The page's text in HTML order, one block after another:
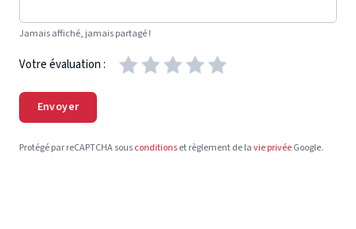
Jamais affiché, jamais partagé !
Votre évaluation :
Envoyer
Protégé par reCAPTCHA sousconditionset règlement de lavie privéeGoogle.